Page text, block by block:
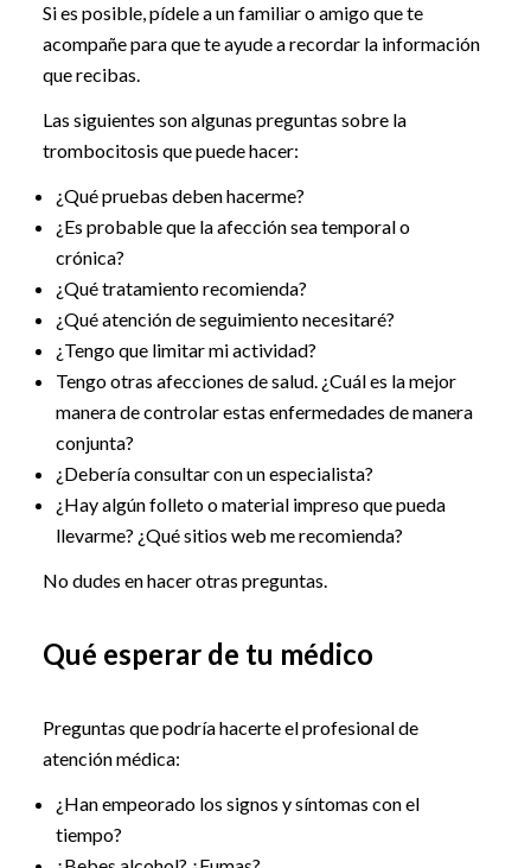
Si es posible, pídele a un familiar o amigo que te
acompañe para que te ayude a recordar la información
que recibas.
Las siguientes son algunas preguntas sobre la
trombocitosis que puede hacer:
¿Qué pruebas deben hacerme?
¿Es probable que la afección sea temporal o
crónica?
¿Qué tratamiento recomienda?
¿Qué atención de seguimiento necesitaré?
¿Tengo que limitar mi actividad?
Tengo otras afecciones de salud. ¿Cuál es la mejor
manera de controlar estas enfermedades de manera
conjunta?
¿Debería consultar con un especialista?
¿Hay algún folleto o material impreso que pueda
llevarme? ¿Qué sitios web me recomienda?
No dudes en hacer otras preguntas.
Qué esperar de tu médico
Preguntas que podría hacerte el profesional de
atención médica:
¿Han empeorado los signos y síntomas con el
tiempo?